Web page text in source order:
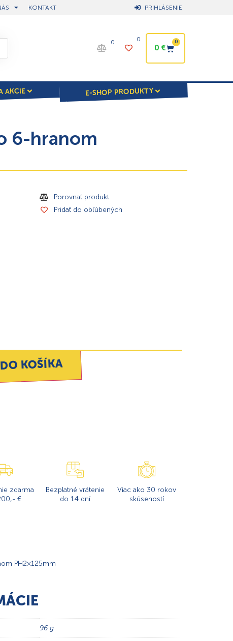
KONTAKT PRIHLÁSENIE
0 0
0€
0
AKCIE E-SHOP PRODUKTY
6-hranom
Porovnať produkt
Pridať do obľúbených
KOŠÍKA
zdarma
€
Bezplatné vrátenie
do 14 dní
Viac ako 30 rokov
skúseností
PH2×125mm
96 g